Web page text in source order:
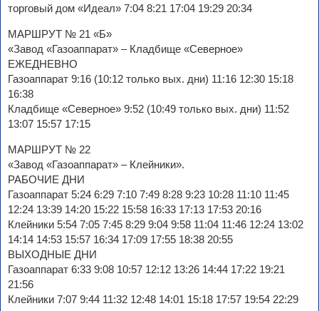
торговый дом «Идеал» 7:04 8:21 17:04 19:29 20:34
МАРШРУТ № 21 «Б»
«Завод «Газоаппарат» – Кладбище «Северное»
ЕЖЕДНЕВНО
Газоаппарат 9:16 (10:12 только вых. дни) 11:16 12:30 15:18
16:38
Кладбище «Северное» 9:52 (10:49 только вых. дни) 11:52
13:07 15:57 17:15
МАРШРУТ № 22
«Завод «Газоаппарат» – Клейники».
РАБОЧИЕ ДНИ
Газоаппарат 5:24 6:29 7:10 7:49 8:28 9:23 10:28 11:10 11:45
12:24 13:39 14:20 15:22 15:58 16:33 17:13 17:53 20:16
Клейники 5:54 7:05 7:45 8:29 9:04 9:58 11:04 11:46 12:24 13:02
14:14 14:53 15:57 16:34 17:09 17:55 18:38 20:55
ВЫХОДНЫЕ ДНИ
Газоаппарат 6:33 9:08 10:57 12:12 13:26 14:44 17:22 19:21
21:56
Клейники 7:07 9:44 11:32 12:48 14:01 15:18 17:57 19:54 22:29